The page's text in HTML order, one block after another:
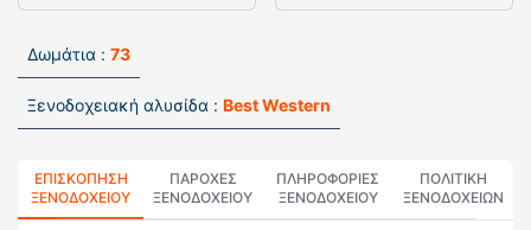
Δωμάτια : 73
Ξενοδοχειακή αλυσίδα : Best Western
ΕΠΙΣΚΌΠΗΣΗ
ΞΕΝΟΔΟΧΕΊΟΥ
ΠΑΡΟΧΕΣ
ΞΕΝΟΔΟΧΕΙΟΥ
ΠΛΗΡΟΦΟΡΊΕΣ
ΞΕΝΟΔΟΧΕΊΟΥ
ΠΟΛΙΤΙΚΗ
ΞΕΝΟΔΟΧΕΊΩΝ